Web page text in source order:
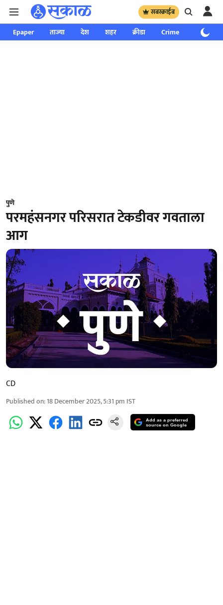
सबस्क्राईब
Epaper ताज्या देश शहर क्रीडा Crime साप्ताहिक
पुणे
परमहंसनगर परिसरात टेकडीवर गवताला
आग
CD
Published on:18 December 2025, 5:31 pm IST
Add as a preferred
source on Google